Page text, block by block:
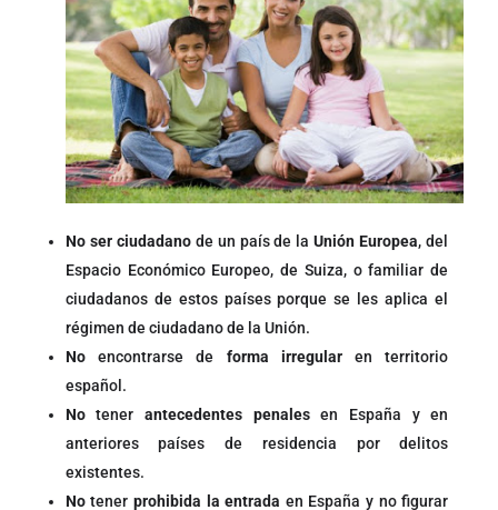
No ser ciudadanode un país de laUnión Europea, del
Espacio Económico Europeo, de Suiza, o familiar de
ciudadanos de estos países porque se les aplica el
régimen de ciudadano de la Unión.
Noencontrarse de forma irregularen territorio
español.
Notenerantecedentes penalesen España y en
anteriores países de residencia por delitos
existentes.
Notener prohibida la entrada en España y no figurar